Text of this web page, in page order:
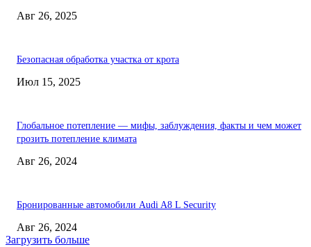
Авг 26, 2025
Безопасная обработка участка от крота
Июл 15, 2025
Глобальное потепление — мифы, заблуждения, факты и чем может
грозить потепление климата
Авг 26, 2024
Бронированные автомобили Audi A8 L Security
Авг 26, 2024
Загрузить больше